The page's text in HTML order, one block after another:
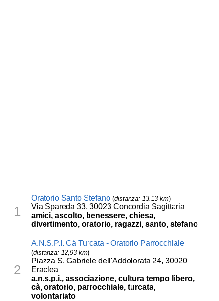
1
Oratorio Santo Stefano (distanza: 13,13 km)
Via Spareda 33, 30023 Concordia Sagittaria
amici, ascolto, benessere, chiesa,
divertimento, oratorio, ragazzi, santo, stefano
2
A.N.S.P.I. Cà Turcata - Oratorio Parrocchiale
(distanza: 12,93 km)
Piazza S. Gabriele dell'Addolorata 24, 30020
Eraclea
a.n.s.p.i., associazione, cultura tempo libero,
cà, oratorio, parrocchiale, turcata,
volontariato